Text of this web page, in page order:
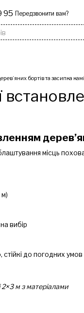
95 Передзвонити вам?
бортів та засипка
місць
м)
вибір
, стійкі до погодних умов
2×3 м з матеріалами